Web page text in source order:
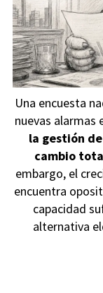
Una encuesta
nuevas alarmas
la gestión
cambio
embargo, el
encuentra
capacidad
alternativa